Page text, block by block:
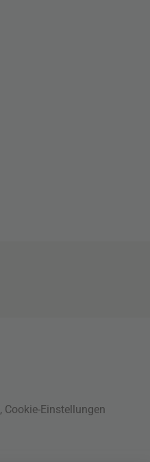
, Cookie-Einstellungen